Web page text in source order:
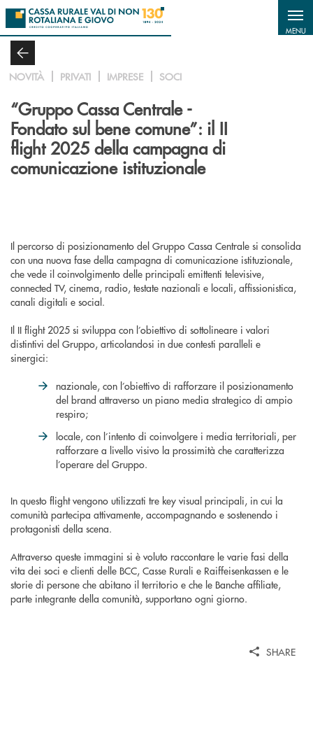
Salta al contenuto principale
MENU
NOVITÀ PRIVATI IMPRESE SOCI
“Gruppo Cassa Centrale -
Fondato sul bene comune”: il II
flight 2025 della campagna di
comunicazione istituzionale
Il percorso di posizionamento del Gruppo Cassa Centrale si consolida
con una nuova fase della campagna di comunicazione istituzionale,
che vede il coinvolgimento delle principali emittenti televisive,
connected TV, cinema, radio, testate nazionali e locali, affissionistica,
canali digitali e social.
Il II flight 2025 si sviluppa con l’obiettivo di sottolineare i valori
distintivi del Gruppo, articolandosi in due contesti paralleli e
sinergici:
nazionale, con l’obiettivo di rafforzare il posizionamento
del brand attraverso un piano media strategico di ampio
respiro;
locale, con l’intento di coinvolgere i media territoriali, per
rafforzare a livello visivo la prossimità che caratterizza
l’operare del Gruppo.
In questo flight vengono utilizzati tre key visual principali, in cui la
comunità partecipa attivamente, accompagnando e sostenendo i
protagonisti della scena.
Attraverso queste immagini si è voluto raccontare le varie fasi della
vita dei soci e clienti delle BCC, Casse Rurali e Raiffeisenkassen e le
storie di persone che abitano il territorio e che le Banche affiliate,
parte integrante della comunità, supportano ogni giorno.
SHARE